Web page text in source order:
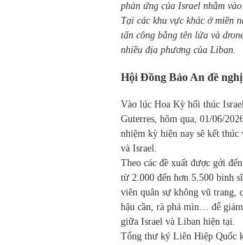
phản ứng của Israel nhằm
Tại các khu vực khác ở miền
tấn công bằng tên lửa và
nhiều địa phương của Liban.
Hội Đồng Bảo An đề
Vào lúc Hoa Kỳ hối thúc
Guterres, hôm qua, 01/06/
nhiệm kỳ hiện nay sẽ kết
và Israel.
Theo các đề xuất được gởi
từ 2.000 đến hơn 5.500 binh
viên quân sự không vũ trang,
hậu cần, rà phá mìn… để
giữa Israel và Liban hiện tại.
Tổng thư ký Liên Hiệp Quốc